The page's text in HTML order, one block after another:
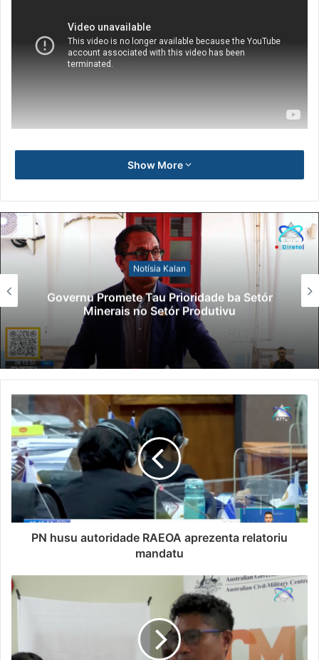
Show More
Notísia Kalan
Governu Promete Tau Prioridade ba Setór
Minerais no Setór Produtivu
PN husu autoridade RAEOA aprezenta relatoriu
mandatu